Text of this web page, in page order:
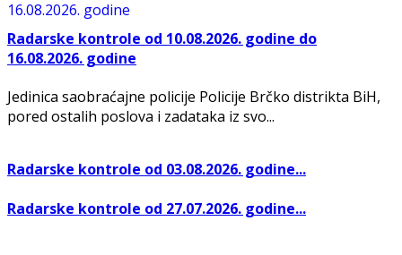
Radarske kontrole od 10.08.2026. godine do
16.08.2026. godine
Jedinica saobraćajne policije Policije Brčko distrikta BiH,
pored ostalih poslova i zadataka iz svo...
Radarske kontrole od 03.08.2026. godine...
Radarske kontrole od 27.07.2026. godine...